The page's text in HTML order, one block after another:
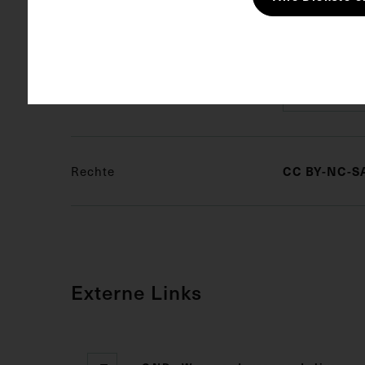
Rechte CC BY-NC-
Externe Links